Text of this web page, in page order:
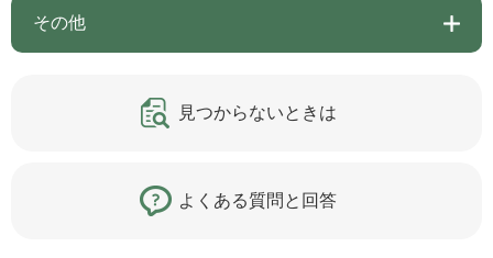
その他
見つからないときは
よくある質問と回答